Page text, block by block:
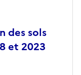
des sols
et 2023